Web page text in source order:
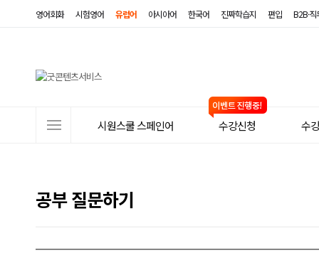
영어회화 시험영어 유럽어 아시아어 한국어 진짜학습지 편입 B2B·
뉴
시원스쿨 스페인어 수강신청 수
공부 질문하기